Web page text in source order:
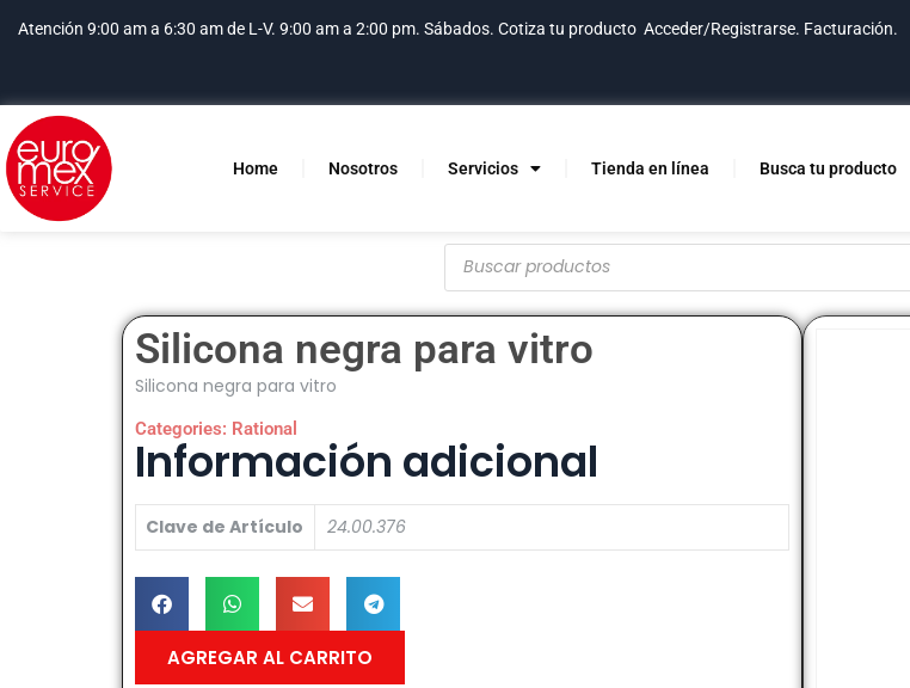
Atención 9:00 am a 6:30 am de L-V. 9:00 am a 2:00 pm. Sábados. Cotiza tu producto Acceder/Registrarse. Facturación.
Home Nosotros Servicios Tienda en línea Busca tu producto
Silicona negra para vitro
Silicona negra para vitro
Categories: Rational
Información adicional
Clave de Artículo 24.00.376
AGREGAR AL CARRITO